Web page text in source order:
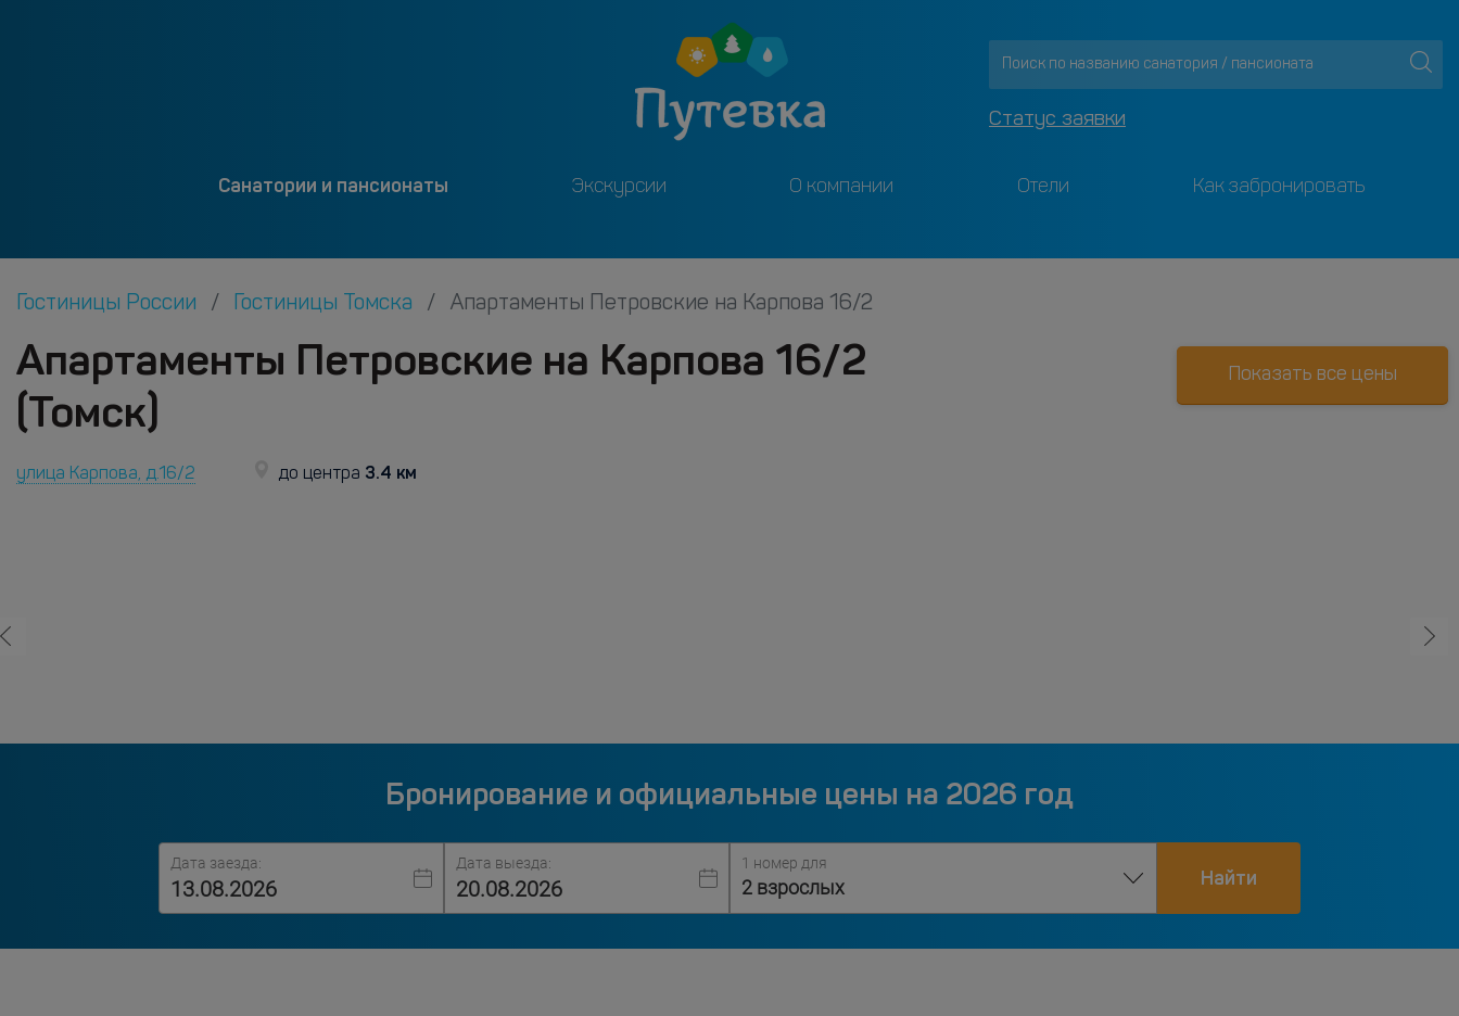
Статус заявки
Санатории и пансионаты Экскурсии О компании Отели Как забронировать
Гостиницы России Гостиницы Томска Апартаменты Петровские на Карпова 16/2
Апартаменты Петровские на Карпова 16/2
(Томск)
улица Карпова, д.16/2 до центра 3.4 км
Показать все цены
Бронирование и официальные цены на 2026 год
Дата заезда: Дата выезда: 1 номер для
2 взрослых Найти